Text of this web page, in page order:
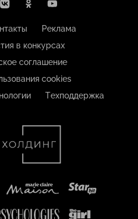
Реклама
в конкурсах
соглашение
cookies
Техподдержка